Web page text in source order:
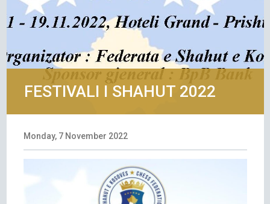
FESTIVALI I SHAHUT 2022
Monday, 7 November 2022